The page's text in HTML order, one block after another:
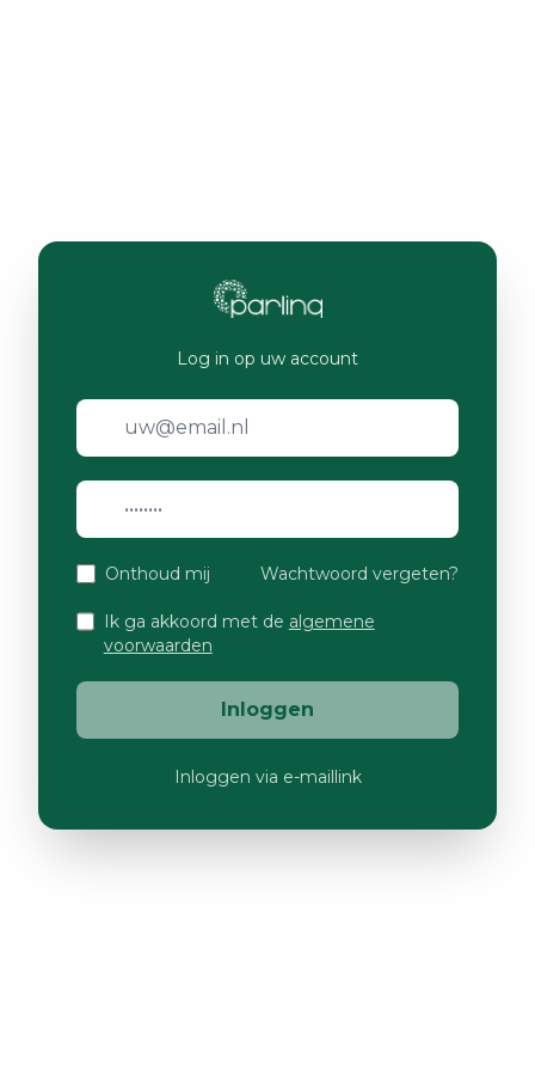
Log in op uw account
Onthoud mij Wachtwoord vergeten?
Ik ga akkoord met de algemene
voorwaarden
Inloggen
Inloggen via e-maillink